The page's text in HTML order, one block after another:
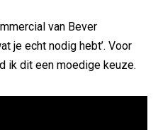
van Bever
je echt nodig hebt’. Voor
ik dit een moedige keuze.